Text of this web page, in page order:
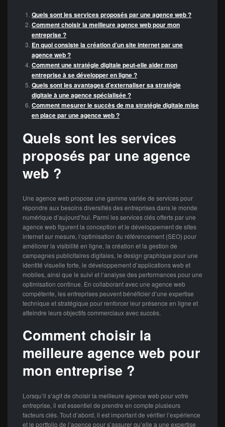
Quels sont les services proposés par une agence web ?
Comment choisir la meilleure agence web pour mon
entreprise ?
En quoi consiste la création d’un site internet par une
agence web ?
Comment une stratégie digitale peut-elle aider mon
entreprise à se développer en ligne ?
Quels sont les avantages d’externaliser sa stratégie
digitale à une agence spécialisée ?
Comment mesurer le succès de ma stratégie digitale mise
en place par une agence web ?
Quels sont les services
proposés par une agence
web ?
Une agence web propose une gamme variée de services pour
répondre aux besoins diversifiés des entreprises dans le monde
numérique d’aujourd’hui. Parmi les services clés offerts par une
agence web figurent la conception et le développement de sites
internet sur mesure, l’optimisation du référencement (SEO) pour
améliorer la visibilité en ligne, la création et la gestion de
campagnes publicitaires digitales, le design graphique pour une
identité visuelle forte, le développement d’applications web et
mobiles, ainsi que le suivi et l’analyse des performances pour une
optimisation continue. En collaborant avec une agence web
compétente, les entreprises peuvent bénéficier d’une expertise
technique et stratégique pour renforcer leur présence en ligne et
atteindre leurs objectifs commerciaux avec succès.
Comment choisir la
meilleure agence web pour
mon entreprise ?
Lorsqu’il s’agit de choisir la meilleure agence web pour votre
entreprise, il est essentiel de prendre en compte plusieurs
facteurs clés. Tout d’abord, il est important de vérifier l’expérience
et le portfolio de l’agence pour s’assurer qu’elle a une expertise